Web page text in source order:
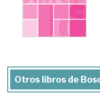
Otros libros de